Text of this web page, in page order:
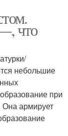
что
небольшие
при
Она армирует